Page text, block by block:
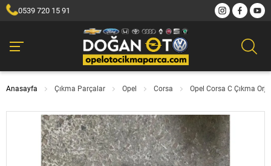
0539 720 15 91
Anasayfa Çıkma Parçalar Opel Corsa Opel Corsa C Çıkma